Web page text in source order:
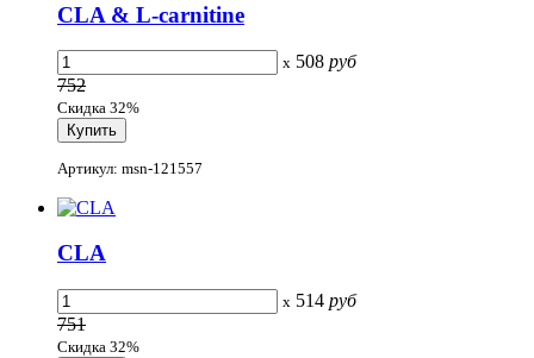
CLA & L-carnitine
x 508 руб
752
Скидка 32%
Артикул: msn-121557
CLA
x 514 руб
751
Скидка 32%